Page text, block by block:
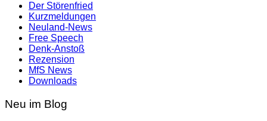
Der Störenfried
Kurzmeldungen
Neuland-News
Free Speech
Denk-Anstoß
Rezension
MfS News
Downloads
Neu im Blog